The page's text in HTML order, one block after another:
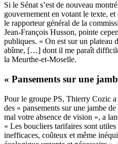
Si le Sénat s’est de nouveau
gouvernement en votant le texte,
le rapporteur général de la
Jean-François Husson, pointe
publiques. « On est sur un plateau
abîme, […] dont il me paraît
la Meurthe-et-Moselle.
« Pansements sur une
Pour le groupe PS, Thierry Cozic
des « pansements sur une jambe
mal votre absence de vision », a
« Les boucliers tarifaires sont
inefficaces, coûteux et même